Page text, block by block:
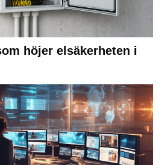
höjer elsäkerheten i